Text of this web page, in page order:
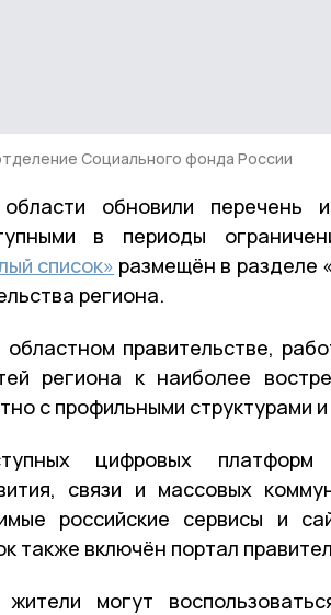
Социального фонда России
обновили перечень
в периоды
список» размещён в разделе
региона.
правительстве,
региона к наиболее
с профильными структурами
цифровых платформ
связи и массовых
российские сервисы и
также включён портал
могут